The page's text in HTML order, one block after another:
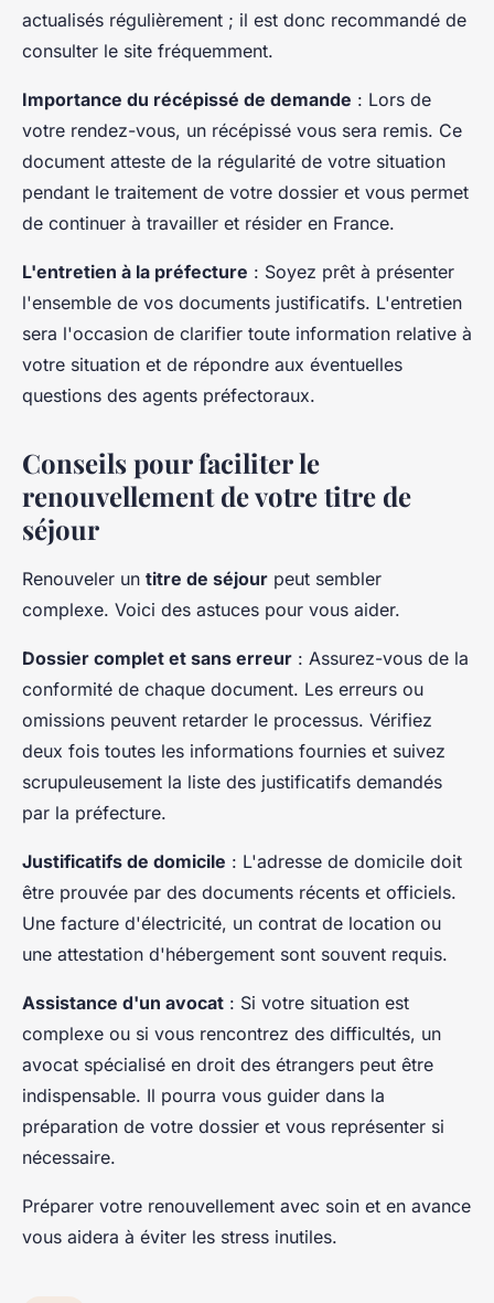
actualisés régulièrement ; il est donc recommandé de
consulter le site fréquemment.
Importance du récépissé de demande : Lors de
votre rendez-vous, un récépissé vous sera remis. Ce
document atteste de la régularité de votre situation
pendant le traitement de votre dossier et vous permet
de continuer à travailler et résider en France.
L'entretien à la préfecture : Soyez prêt à présenter
l'ensemble de vos documents justificatifs. L'entretien
sera l'occasion de clarifier toute information relative à
votre situation et de répondre aux éventuelles
questions des agents préfectoraux.
Conseils pour faciliter le
renouvellement de votre titre de
séjour
Renouveler un titre de séjour peut sembler
complexe. Voici des astuces pour vous aider.
Dossier complet et sans erreur : Assurez-vous de la
conformité de chaque document. Les erreurs ou
omissions peuvent retarder le processus. Vérifiez
deux fois toutes les informations fournies et suivez
scrupuleusement la liste des justificatifs demandés
par la préfecture.
Justificatifs de domicile : L'adresse de domicile doit
être prouvée par des documents récents et officiels.
Une facture d'électricité, un contrat de location ou
une attestation d'hébergement sont souvent requis.
Assistance d'un avocat : Si votre situation est
complexe ou si vous rencontrez des difficultés, un
avocat spécialisé en droit des étrangers peut être
indispensable. Il pourra vous guider dans la
préparation de votre dossier et vous représenter si
nécessaire.
Préparer votre renouvellement avec soin et en avance
vous aidera à éviter les stress inutiles.